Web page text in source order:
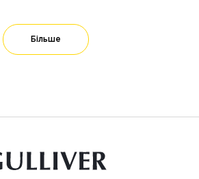
Більше